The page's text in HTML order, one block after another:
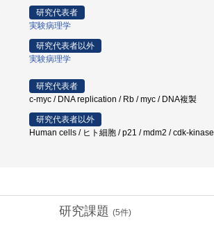
研究代表者
実験病理学
研究代表者以外
実験病理学
研究代表者
c-myc / DNA replication / Rb / myc / DNA複製
研究代表者以外
Human cells / ヒト細胞 / p21 / mdm2 / cdk-kinase
研究課題 (5件)